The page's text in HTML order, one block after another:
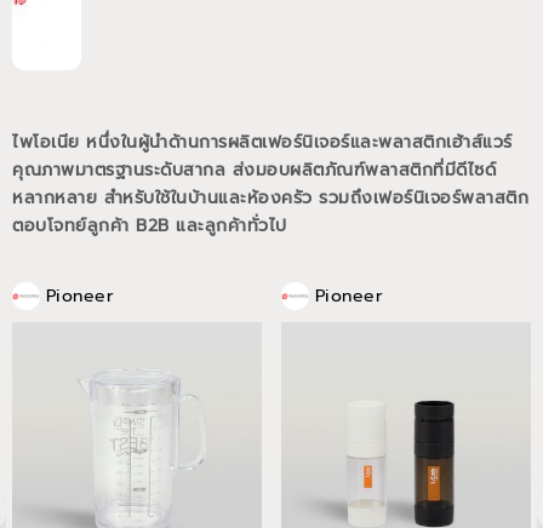
ไพโอเนีย หนึ่งในผู้นำด้านการผลิตเฟอร์นิเจอร์และพลาสติกเฮ้าส์แวร์
คุณภาพมาตรฐานระดับสากล ส่งมอบผลิตภัณฑ์พลาสติกที่มีดีไซด์
หลากหลาย สำหรับใช้ในบ้านและห้องครัว รวมถึงเฟอร์นิเจอร์พลาสติก
ตอบโจทย์ลูกค้า B2B และลูกค้าทั่วไป
Pioneer Pioneer